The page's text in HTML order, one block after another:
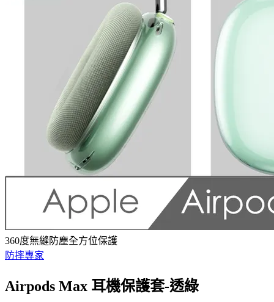
360度無縫防塵全方位保護
防摔專家
Airpods Max 耳機保護套-透綠